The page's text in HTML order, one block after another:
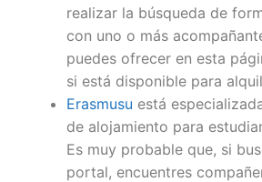
realizar la búsqueda de
con uno o más
puedes ofrecer en esta
si está disponible para
Erasmusu está
de alojamiento para
Es muy probable que, si
portal, encuentres